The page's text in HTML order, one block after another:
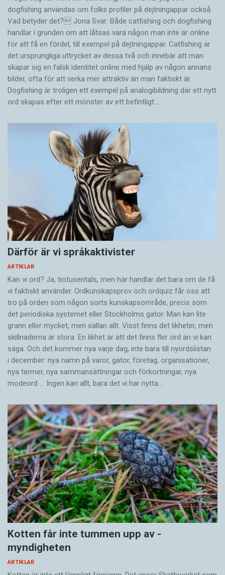
dogfishing användas om folks profiler på dejtningappar också.
Vad betyder det? Jona Svar: Både catfishing och dogfishing
handlar i grunden om att låtsas vara någon man inte är online
för att få en fördel, till exempel på dejtningappar. Catfishing är
det ursprungliga uttrycket av dessa två och innebär att man
skapar sig en falsk identitet online med hjälp av någon annans
bilder, ofta för att verka mer attraktiv än man faktiskt är.
Dogfishing är troligen ett exempel på analogibildning där ett nytt
ord skapas efter ett mönster av ett befintligt.…
Därför är vi språkaktivister
ARTIKLAR
Kan vi ord? Ja, tiotusentals, men här handlar det bara om de få
vi faktiskt använder. Ordkunskapsprov och ordquiz får oss att
tro på orden som någon sorts kunskapsområde, precis som
det periodiska systemet eller Stockholms gator. Man kan lite
grann eller mycket, men sällan allt. Visst finns det likheter, men
skillnaderna är stora. En likhet är att det finns fler ord än vi kan
säga. Och det kommer nya varje dag, inte bara till nyordslistan
i december: nya namn på varor, gator, företag, organisationer,
nya termer, nya samman­sättningar och förkortningar, nya
modeord … Ingen kan allt, bara det vi har nytta…
Kotten får inte tummen upp av ­
myndigheten
ARTIKLAR